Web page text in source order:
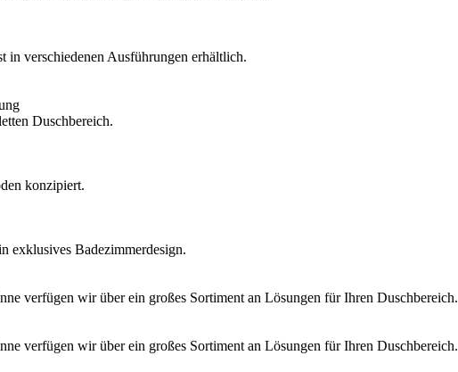
in verschiedenen Ausführungen erhältlich.
Duschbereich.
konzipiert.
exklusives Badezimmerdesign.
verfügen wir über ein großes Sortiment an Lösungen für Ihren Duschbereich.
verfügen wir über ein großes Sortiment an Lösungen für Ihren Duschbereich.